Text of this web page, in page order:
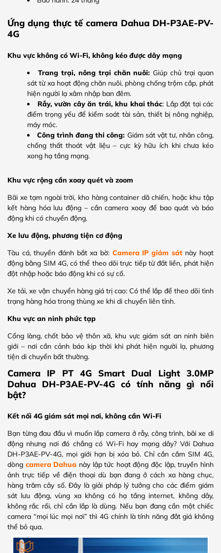
Ứng dụng thực tế camera Dahua DH-P3AE-PV-
4G
Khu vực không có Wi-Fi, không kéo được dây mạng
Trang trại, nông trại chăn nuôi: Giúp chủ trại quan
sát từ xa hoạt động chăn nuôi, phòng chống trộm cắp, phát
hiện người lạ xâm nhập ban đêm.
Rẫy, vườn cây ăn trái, khu khai thác: Lắp đặt tại các
điểm trọng yếu để kiểm soát tài sản, thiết bị nông nghiệp,
máy móc.
Công trình đang thi công: Giám sát vật tư, nhân công,
chống thất thoát vật liệu – cực kỳ hữu ích khi chưa kéo
xong hạ tầng mạng.
Khu vực rộng cần xoay quét và zoom
Bãi xe tạm ngoài trời, kho hàng container dã chiến, hoặc khu tập
kết hàng hóa lưu động – cần camera xoay để bao quát và báo
động khi có chuyển động.
Xe lưu động, phương tiện cơ động
Tàu cá, thuyền đánh bắt xa bờ: Camera IP giám sátnày hoạt
động bằng SIM 4G, có thể theo dõi trực tiếp từ đất liền, phát hiện
đột nhập hoặc báo động khi có sự cố.
Xe tải, xe vận chuyển hàng giá trị cao: Có thể lắp để theo dõi tình
trạng hàng hóa trong thùng xe khi di chuyển liên tỉnh.
Khu vực an ninh phức tạp
Cổng làng, chốt bảo vệ thôn xã, khu vực giám sát an ninh biên
giới – nơi cần cảnh báo kịp thời khi phát hiện người lạ, phương
tiện di chuyển bất thường.
Camera IP PT 4G Smart Dual Light 3.0MP
Dahua DH-P3AE-PV-4G có tính năng gì nổi
bật?
Kết nối 4G giám sát mọi nơi, không cần Wi-Fi
Bạn từng đau đầu vì muốn lắp camera ở rẫy, công trình, bãi xe di
động nhưng nơi đó chẳng có Wi-Fi hay mạng dây? Với Dahua
DH-P3AE-PV-4G, mọi giới hạn bị xóa bỏ. Chỉ cần cắm SIM 4G,
dòng camera Dahua này lập tức hoạt động độc lập, truyền hình
ảnh trực tiếp về điện thoại dù bạn đang ở cách xa hàng chục,
hàng trăm cây số. Đây là giải pháp lý tưởng cho các điểm giám
sát lưu động, vùng xa không có hạ tầng internet, không dây,
không rắc rối, chỉ cần lắp là dùng. Nếu bạn đang cần một chiếc
camera “mọi lúc mọi nơi” thì 4G chính là tính năng đắt giá không
thể bỏ qua.